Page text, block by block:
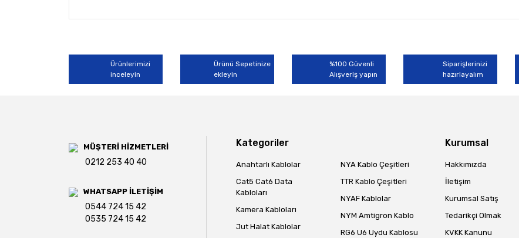
Bu ürünün fiyat bilgisi, resim, ürün açıklamalarında ve diğer konularda yetersiz gördüğünüz noktaları öneri formunu
Ürün resmi kalitesiz, bozuk veya görüntülenemiyor.
Ürün açıklamasında eksik bilgiler bulunuyor.
Ürünlerimizi
inceleyin
Ürünü Sepetinize
ekleyin
%100 Güvenli
Alışveriş yapın
Siparişlerinizi
hazırlayalım
MÜŞTERİ HİZMETLERİ
0212 253 40 40
WHATSAPP İLETİŞİM
0544 724 15 42
0535 724 15 42
Kategoriler
Anahtarlı Kablolar
Cat5 Cat6 Data
Kabloları
Kamera Kabloları
Jut Halat Kablolar
NYA Kablo Çeşitleri
TTR Kablo Çeşitleri
NYAF Kablolar
NYM Amtigron Kablo
RG6 U6 Uydu Kablosu
Kurumsal
Hakkımızda
İletişim
Kurumsal Satış
Tedarikçi Olmak
KVKK Kanunu